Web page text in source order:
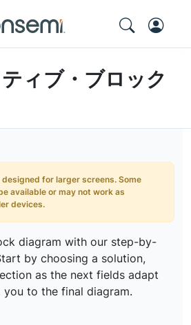
ィブ・ブロック
for larger screens. Some
available or may not work as
devices.
diagram with our step-by-
by choosing a solution,
as the next fields adapt
to the final diagram.